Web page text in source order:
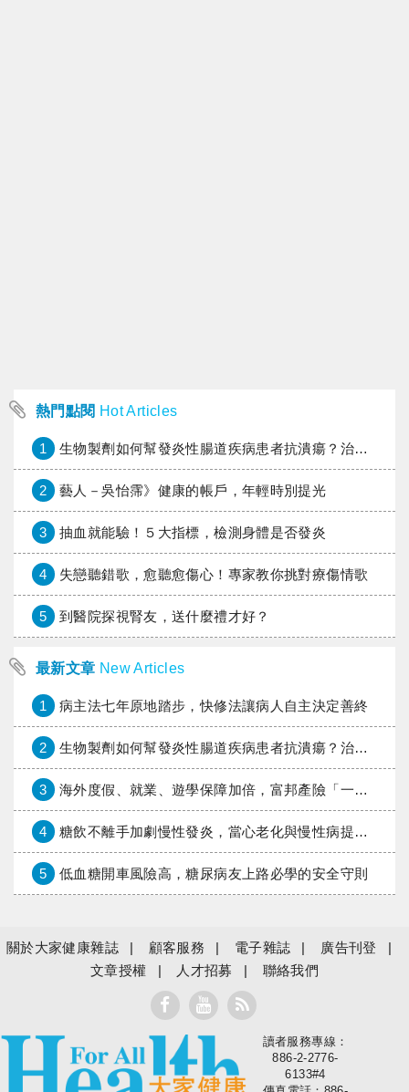
熱門點閱 Hot Articles
1 生物製劑如何幫發炎性腸道疾病患者抗潰瘍？治療進展與健保給付困境一次看
2 藝人－吳怡霈》健康的帳戶，年輕時別提光
3 抽血就能驗！５大指標，檢測身體是否發炎
4 失戀聽錯歌，愈聽愈傷心！專家教你挑對療傷情歌
5 到醫院探視腎友，送什麼禮才好？
最新文章 New Articles
1 病主法七年原地踏步，快修法讓病人自主決定善終
2 生物製劑如何幫發炎性腸道疾病患者抗潰瘍？治療進展與健保給付困境一次看
3 海外度假、就業、遊學保障加倍，富邦產險「一期逐夢」專案加碼遠距醫療與緊急救援
4 糖飲不離手加劇慢性發炎，當心老化與慢性病提早報到
5 低血糖開車風險高，糖尿病友上路必學的安全守則
關於大家健康雜誌 顧客服務 電子雜誌
廣告刊登
文章授權
人才招募 聯絡我們
大家健康
讀者服務專線：
886-2-2776-
6133#4